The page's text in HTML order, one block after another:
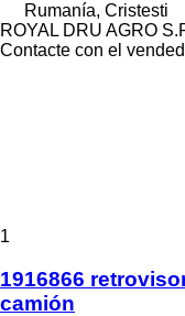
Rumanía, Cristesti
ROYAL DRU AGRO
Contacte con el
1
1916866
camión